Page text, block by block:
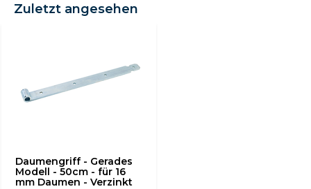
Zuletzt angesehen
Daumengriff - Gerades
Modell - 50cm - für 16
mm Daumen - Verzinkt